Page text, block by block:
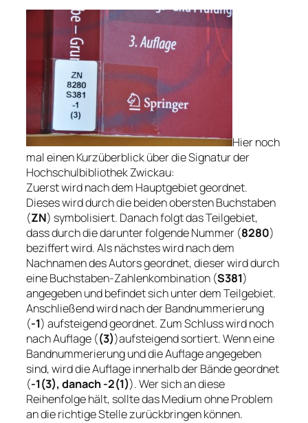
Hier noch
mal einen Kurzüberblick über die Signatur der
Hochschulbibliothek Zwickau:
Zuerst wird nach dem Hauptgebiet geordnet.
Dieses wird durch die beiden obersten Buchstaben
(ZN) symbolisiert. Danach folgt das Teilgebiet,
dass durch die darunter folgende Nummer (8280)
beziffert wird. Als nächstes wird nach dem
Nachnamen des Autors geordnet, dieser wird durch
eine Buchstaben-Zahlenkombination (S381)
angegeben und befindet sich unter dem Teilgebiet.
Anschließend wird nach der Bandnummerierung
(-1) aufsteigend geordnet. Zum Schluss wird noch
nach Auflage ((3))aufsteigend sortiert. Wenn eine
Bandnummerierung und die Auflage angegeben
sind, wird die Auflage innerhalb der Bände geordnet
(-1(3), danach -2(1)). Wer sich an diese
Reihenfolge hält, sollte das Medium ohne Problem
an die richtige Stelle zurückbringen können.